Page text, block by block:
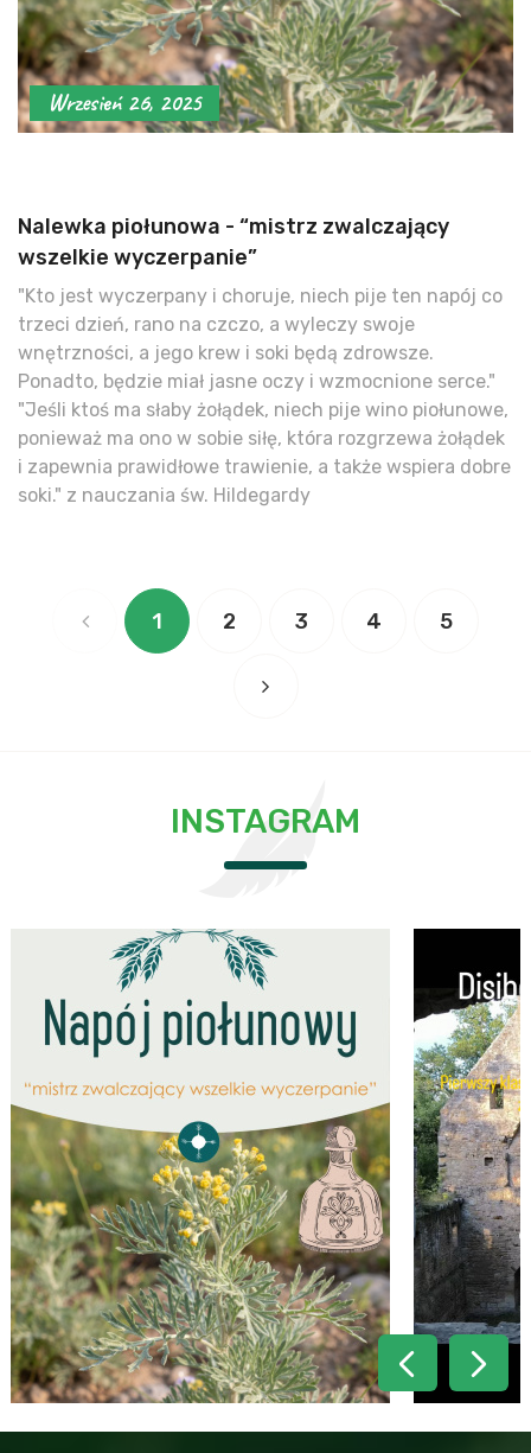
Wrzesień 26, 2025
Nalewka piołunowa - “mistrz zwalczający
wszelkie wyczerpanie”
"Kto jest wyczerpany i choruje, niech pije ten napój co
trzeci dzień, rano na czczo, a wyleczy swoje
wnętrzności, a jego krew i soki będą zdrowsze.
Ponadto, będzie miał jasne oczy i wzmocnione serce."
"Jeśli ktoś ma słaby żołądek, niech pije wino piołunowe,
ponieważ ma ono w sobie siłę, która rozgrzewa żołądek
i zapewnia prawidłowe trawienie, a także wspiera dobre
soki." z nauczania św. Hildegardy
1 2 3 4 5
INSTAGRAM